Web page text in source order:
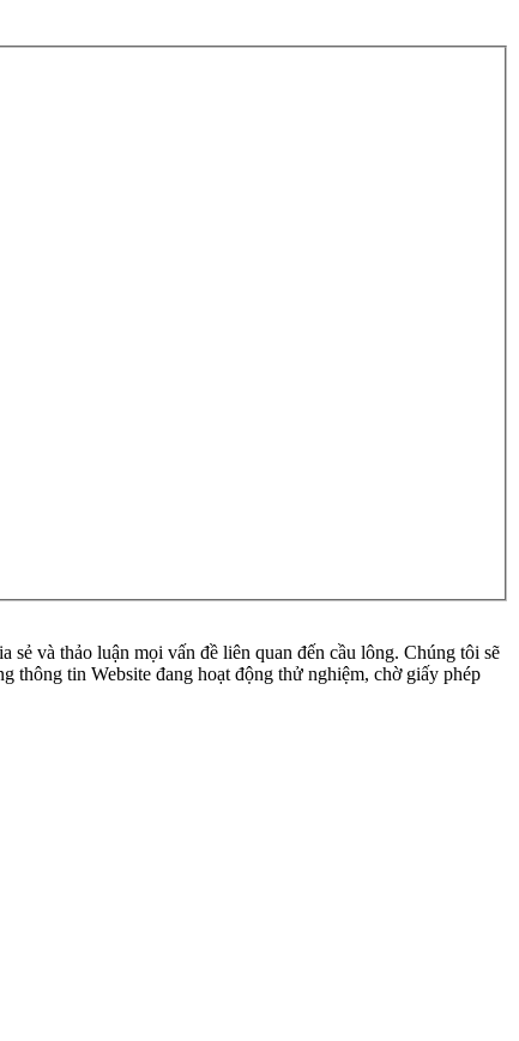
và thảo luận mọi vấn đề liên quan đến cầu lông. Chúng tôi sẽ
thông tin Website đang hoạt động thử nghiệm, chờ giấy phép